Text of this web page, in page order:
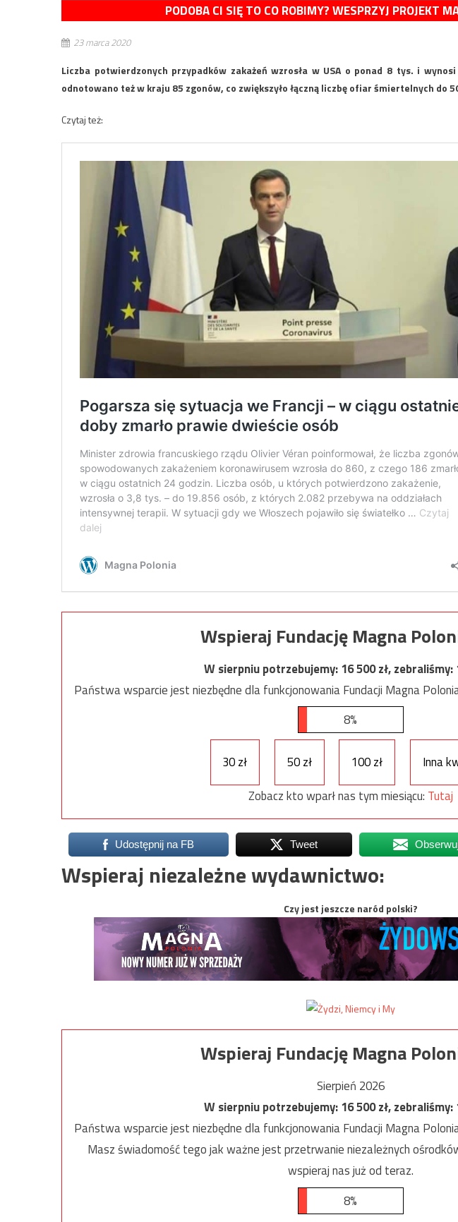
PODOBA CI SIĘ TO CO ROBIMY? WESPRZYJ PROJEKT
23 marca 2020
Liczba potwierdzonych przypadków zakażeń wzrosła w USA o ponad 8 tys. i
odnotowano też w kraju 85 zgonów, co zwiększyło łączną liczbę ofiar śmiertelnych do
Czytaj też:
Wspieraj Fundację Magna
W sierpniu potrzebujemy:16 500zł, zebraliśmy:
Państwa wsparcie jest niezbędne dla funkcjonowania Fundacji Magna
8%
30 zł 50 zł 100 zł
Inna
Zobacz kto wparł nas tym miesiącu: Tutaj
Udostępnij na FB Tweet
Wspieraj niezależne wydawnictwo:
Czy jest jeszcze naród polski?
Wspieraj Fundację Magna
Sierpień 2026
W sierpniu potrzebujemy:16 500zł, zebraliśmy:
Państwa wsparcie jest niezbędne dla funkcjonowania Fundacji Magna
Masz świadomość tego jak ważne jest przetrwanie niezależnych
wspieraj nas już od teraz.
8%